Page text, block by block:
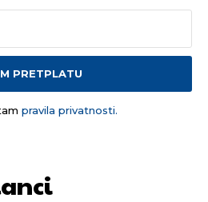
PRETPLATU
pravila privatnosti.